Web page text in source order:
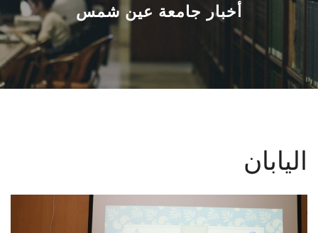
القطاعـات
الشئون الأكاديمية
البحث العلمي
الأنظمة الذكية
أخبار جامعة عين شمس
اليابان